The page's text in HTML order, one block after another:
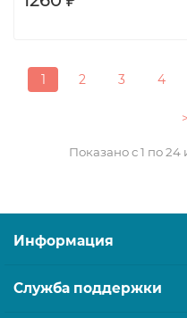
1 2 3 4
>
Показано с 1 по 24
Информация
Служба поддержки